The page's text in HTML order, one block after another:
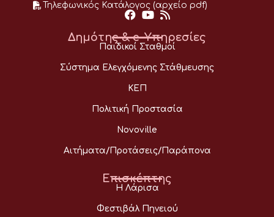
Τηλεφωνικός Κατάλογος (αρχείο pdf)
Δημότης & e-Υπηρεσίες
Παιδικοί Σταθμοί
Σύστημα Ελεγχόμενης Στάθμευσης
ΚΕΠ
Πολιτική Προστασία
Novoville
Αιτήματα/Προτάσεις/Παράπονα
Επισκέπτης
Η Λάρισα
Φεστιβάλ Πηνειού